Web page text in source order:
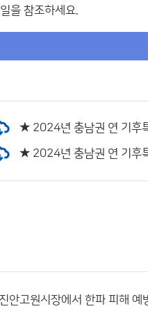
을 참조하세요.
★ 2024년 충남권 연 기후
★ 2024년 충남권 연 기후
안고원시장에서 한파 피해 예